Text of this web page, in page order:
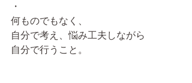
・
何ものでもなく、
自分で考え、悩み工夫しながら
自分で行うこと。